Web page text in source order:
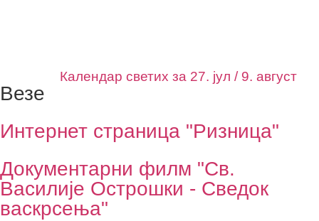
Календар светих за 27. јул / 9. август
Везе
Интернет страница "Ризница"
Документарни филм "Св.
Василије Острошки - Сведок
васкрсења"